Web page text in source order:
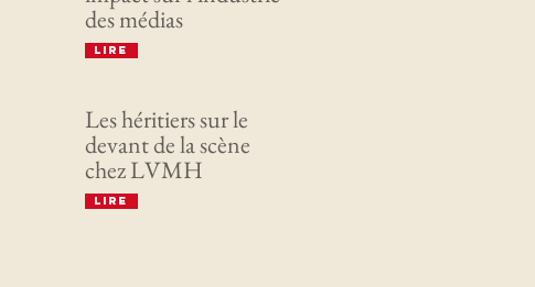
des médias
Lire
Les héritiers sur le
devant de la scène
chez LVMH
Lire